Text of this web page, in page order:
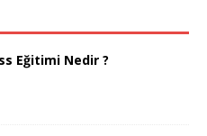
Eğitimi Nedir ?